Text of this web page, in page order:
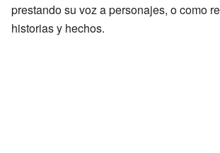
prestando su voz a personajes, o como
historias y hechos.